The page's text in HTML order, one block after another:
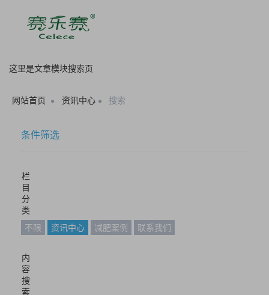
这里是文章模块搜索页
网站首页 资讯中心 搜索
条件筛选
栏
目
分
类
不限
资讯中心 减肥案例 联系我们
内
容
搜
索